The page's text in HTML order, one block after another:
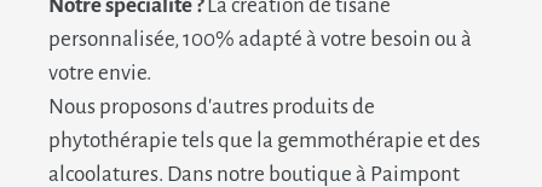
Notre spécialité ?La création de tisane
personnalisée, 100% adapté à votre besoin ou à
votre envie.
Nous proposons d'autres produits de
phytothérapie tels que la gemmothérapie et des
alcoolatures. Dans notre boutique à Paimpont